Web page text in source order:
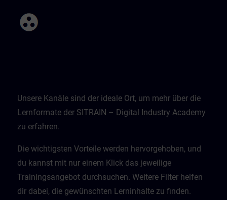
Unsere Kanäle sind der ideale Ort, um mehr über die
Lernformate der SITRAIN – Digital Industry Academy
zu erfahren.
Die wichtigsten Vorteile werden hervorgehoben, und
du kannst mit nur einem Klick das jeweilige
Trainingsangebot durchsuchen. Weitere Filter helfen
dir dabei, die gewünschten Lerninhalte zu finden.